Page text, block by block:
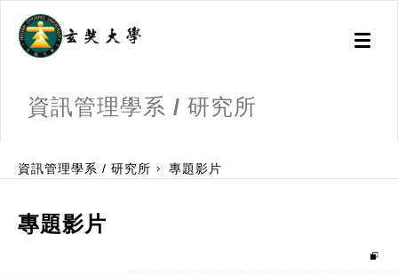
Toggle
資訊管理學系 / 研究所
資訊管理學系 / 研究所
專題影片
專題影片